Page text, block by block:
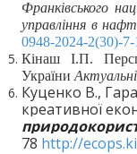
Франківського
управління в
0948-2024-2(30)-7-
Кінаш І.П.
України
Куценко В.,
креативної
78 http://